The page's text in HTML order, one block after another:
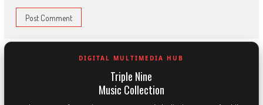
DIGITAL MULTIMEDIA HUB
Triple Nine
Music Collection